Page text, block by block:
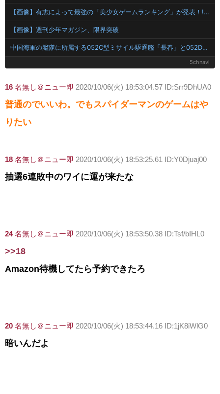
【画像】有志によって最強の「美少女ゲームランキング」が発表！!！ あの名作も
【画像】週刊少年マガジン、限界突破
中国海軍の艦隊に所属する052C型ミサイル駆逐艦「長春」と052D型「厦門」が編隊航行訓練！
5chnavi
16 名無し＠ニュー即 2020/10/06(火) 18:53:04.57 ID:Srr9DhUA0
普通のでいいわ。でもスパイダーマンのゲームはや
りたい
18 名無し＠ニュー即 2020/10/06(火) 18:53:25.61 ID:Y0Djuaj00
抽選6連敗中のワイに運が来たな
24 名無し＠ニュー即 2020/10/06(火) 18:53:50.38 ID:Tsf/bIHL0
>>18
Amazon待機してたら予約できたろ
20 名無し＠ニュー即 2020/10/06(火) 18:53:44.16 ID:1jK8iWlG0
暗いんだよ